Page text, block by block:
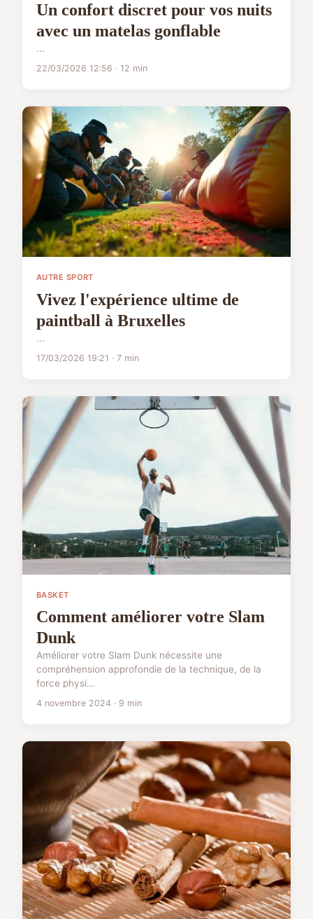
Un confort discret pour vos nuits
avec un matelas gonflable
...
22/03/2026 12:56 · 12 min
AUTRE SPORT
Vivez l'expérience ultime de
paintball à Bruxelles
...
17/03/2026 19:21 · 7 min
BASKET
Comment améliorer votre Slam
Dunk
Améliorer votre Slam Dunk nécessite une
compréhension approfondie de la technique, de la
force physi...
4 novembre 2024 · 9 min